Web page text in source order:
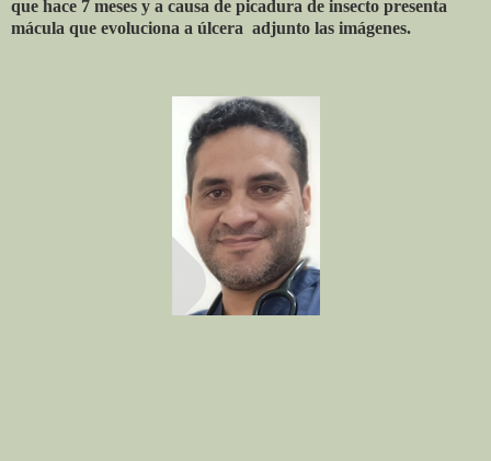
que hace 7 meses y a causa de picadura de insecto presenta
mácula que evoluciona a úlcera adjunto las imágenes.